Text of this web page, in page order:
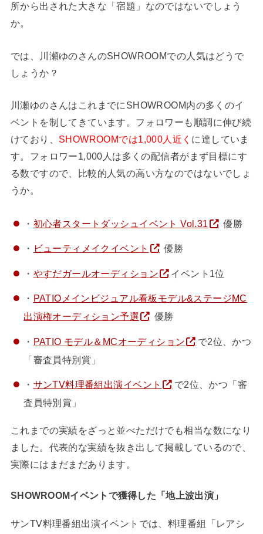
所から出された大きな「宿題」なのではないでしょう
か。
では、川瀬ゆのさんのSHOWROOMでの人気はどうで
しょうか？
川瀬ゆのさんはこれまでにSHOWROOM内の多くのイ
ベントを制してきています。フォロワーも順調に伸び続
けており、 SHOWROOMでは1,000人近く に達していま
す。フォロワー1,000人は多くの配信者がまず目標にす
る数ですので、比較的人気の高い方なのではないでしょ
うか。
・ 初心者スタートダッシュイベント Vol.31 優勝
・ ビューティメイクイベント 優勝
・ やすだガールオーディション イベント1位
・ PATIOメインビジュアル看板モデル&ステージMC
出演権オーディション予選
優勝
・ PATIO モデル＆MCオーディション
で2位、かつ
「審査員特別賞」
・ サンTV料理番組出演イベント
で2位、かつ「審
査員特別賞」
これまでの実績をざっと並べただけでも相当な数になり
ました。代表的な実績を抜き出して掲載しているので、
実際にはまだまだあります。
SHOWROOMイベントで獲得した「地上波出演」
サンTV料理番組出演イベントでは、料理番組「レアシ